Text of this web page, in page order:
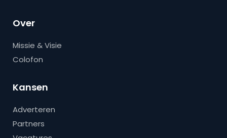
Over
Missie & Visie
Colofon
Kansen
Adverteren
Partners